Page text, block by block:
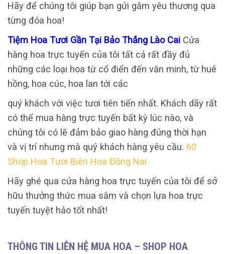
Hãy để chúng tôi giúp bạn gửi gắm yêu thương qua
từng đóa hoa!
Tiệm Hoa Tươi Gần Tại Bảo Thắng Lào Cai Cửa
hàng hoa trực tuyến của tôi tất cả rất đầy đủ
những các loại hoa từ cổ điển đến văn minh, từ huê
hồng, hoa cúc, hoa lan tới các
quý khách với việc tươi tiên tiến nhất. Khách dãy rất
có thể mua hàng trực tuyến bất kỳ lúc nào, và
chúng tôi có lẽ đảm bảo giao hàng đúng thời hạn
và vị trí nhưng mà quý khách hàng yêu cầu. 60
Shop Hoa Tươi Biên Hoa Đồng Nai
Hãy ghé qua cửa hàng hoa trực tuyến của tôi để sở
hữu thưởng thức mua sắm và chọn lựa hoa trực
tuyến tuyệt hảo tốt nhất!
THÔNG TIN LIÊN HỆ MUA HOA – SHOP HOA